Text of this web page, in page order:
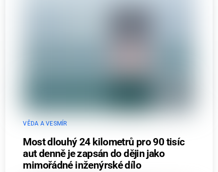
VĚDA A VESMÍR
Most dlouhý 24 kilometrů pro 90 tisíc
aut denně je zapsán do dějin jako
mimořádné inženýrské dílo